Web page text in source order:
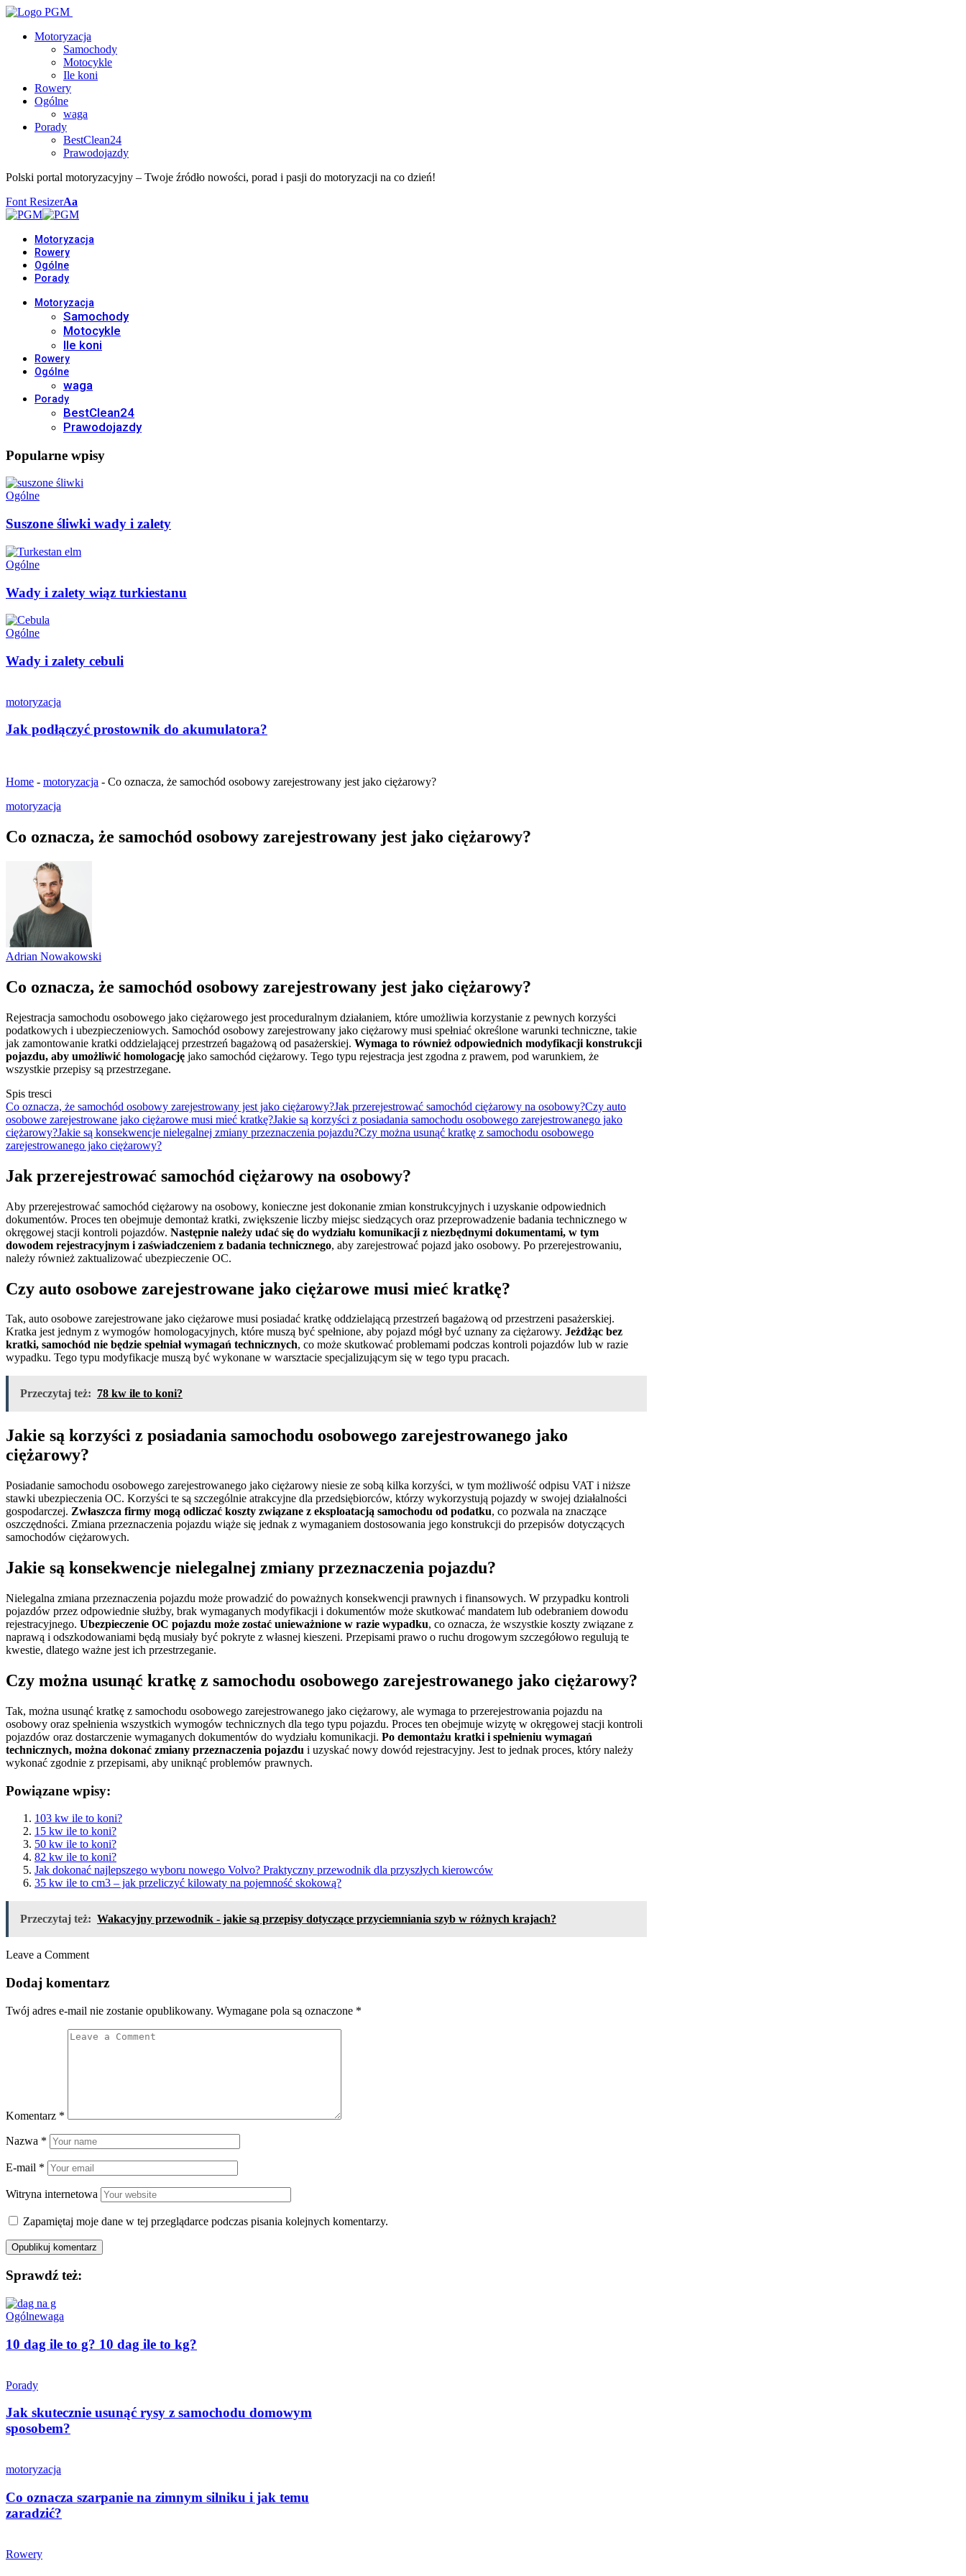
Motoryzacja
Samochody
Motocykle
Ile koni
Rowery
Ogólne
waga
Porady
BestClean24
Prawodojazdy
Polski portal motoryzacyjny – Twoje źródło nowości, porad i pasji do motoryzacji na co dzień!
Font ResizerAa
Motoryzacja
Rowery
Ogólne
Porady
Motoryzacja
Samochody
Motocykle
Ile koni
Rowery
Ogólne
waga
Porady
BestClean24
Prawodojazdy
Popularne wpisy
Ogólne
Suszone śliwki wady i zalety
Ogólne
Wady i zalety wiąz turkiestanu
Ogólne
Wady i zalety cebuli
motoryzacja
Jak podłączyć prostownik do akumulatora?
Home - motoryzacja - Co oznacza, że samochód osobowy zarejestrowany jest jako ciężarowy?
motoryzacja
Co oznacza, że samochód osobowy zarejestrowany jest jako ciężarowy?
Adrian Nowakowski
Co oznacza, że samochód osobowy zarejestrowany jest jako ciężarowy?
Rejestracja samochodu osobowego jako ciężarowego jest proceduralnym działaniem, które umożliwia korzystanie z pewnych korzyści
podatkowych i ubezpieczeniowych. Samochód osobowy zarejestrowany jako ciężarowy musi spełniać określone warunki techniczne, takie
jak zamontowanie kratki oddzielającej przestrzeń bagażową od pasażerskiej. Wymaga to również odpowiednich modyfikacji konstrukcji
pojazdu, aby umożliwić homologację jako samochód ciężarowy. Tego typu rejestracja jest zgodna z prawem, pod warunkiem, że
wszystkie przepisy są przestrzegane.
Spis tresci
Co oznacza, że samochód osobowy zarejestrowany jest jako ciężarowy?Jak przerejestrować samochód ciężarowy na osobowy?Czy auto
osobowe zarejestrowane jako ciężarowe musi mieć kratkę?Jakie są korzyści z posiadania samochodu osobowego zarejestrowanego jako
ciężarowy?Jakie są konsekwencje nielegalnej zmiany przeznaczenia pojazdu?Czy można usunąć kratkę z samochodu osobowego
zarejestrowanego jako ciężarowy?
Jak przerejestrować samochód ciężarowy na osobowy?
Aby przerejestrować samochód ciężarowy na osobowy, konieczne jest dokonanie zmian konstrukcyjnych i uzyskanie odpowiednich
dokumentów. Proces ten obejmuje demontaż kratki, zwiększenie liczby miejsc siedzących oraz przeprowadzenie badania technicznego w
okręgowej stacji kontroli pojazdów. Następnie należy udać się do wydziału komunikacji z niezbędnymi dokumentami, w tym
dowodem rejestracyjnym i zaświadczeniem z badania technicznego, aby zarejestrować pojazd jako osobowy. Po przerejestrowaniu,
należy również zaktualizować ubezpieczenie OC.
Czy auto osobowe zarejestrowane jako ciężarowe musi mieć kratkę?
Tak, auto osobowe zarejestrowane jako ciężarowe musi posiadać kratkę oddzielającą przestrzeń bagażową od przestrzeni pasażerskiej.
Kratka jest jednym z wymogów homologacyjnych, które muszą być spełnione, aby pojazd mógł być uznany za ciężarowy. Jeżdżąc bez
kratki, samochód nie będzie spełniał wymagań technicznych, co może skutkować problemami podczas kontroli pojazdów lub w razie
wypadku. Tego typu modyfikacje muszą być wykonane w warsztacie specjalizującym się w tego typu pracach.
Przeczytaj też: 78 kw ile to koni?
Jakie są korzyści z posiadania samochodu osobowego zarejestrowanego jako
ciężarowy?
Posiadanie samochodu osobowego zarejestrowanego jako ciężarowy niesie ze sobą kilka korzyści, w tym możliwość odpisu VAT i niższe
stawki ubezpieczenia OC. Korzyści te są szczególnie atrakcyjne dla przedsiębiorców, którzy wykorzystują pojazdy w swojej działalności
gospodarczej. Zwłaszcza firmy mogą odliczać koszty związane z eksploatacją samochodu od podatku, co pozwala na znaczące
oszczędności. Zmiana przeznaczenia pojazdu wiąże się jednak z wymaganiem dostosowania jego konstrukcji do przepisów dotyczących
samochodów ciężarowych.
Jakie są konsekwencje nielegalnej zmiany przeznaczenia pojazdu?
Nielegalna zmiana przeznaczenia pojazdu może prowadzić do poważnych konsekwencji prawnych i finansowych. W przypadku kontroli
pojazdów przez odpowiednie służby, brak wymaganych modyfikacji i dokumentów może skutkować mandatem lub odebraniem dowodu
rejestracyjnego. Ubezpieczenie OC pojazdu może zostać unieważnione w razie wypadku, co oznacza, że wszystkie koszty związane z
naprawą i odszkodowaniami będą musiały być pokryte z własnej kieszeni. Przepisami prawo o ruchu drogowym szczegółowo regulują te
kwestie, dlatego ważne jest ich przestrzeganie.
Czy można usunąć kratkę z samochodu osobowego zarejestrowanego jako ciężarowy?
Tak, można usunąć kratkę z samochodu osobowego zarejestrowanego jako ciężarowy, ale wymaga to przerejestrowania pojazdu na
osobowy oraz spełnienia wszystkich wymogów technicznych dla tego typu pojazdu. Proces ten obejmuje wizytę w okręgowej stacji kontroli
pojazdów oraz dostarczenie wymaganych dokumentów do wydziału komunikacji. Po demontażu kratki i spełnieniu wymagań
technicznych, można dokonać zmiany przeznaczenia pojazdu i uzyskać nowy dowód rejestracyjny. Jest to jednak proces, który należy
wykonać zgodnie z przepisami, aby uniknąć problemów prawnych.
Powiązane wpisy:
103 kw ile to koni?
15 kw ile to koni?
50 kw ile to koni?
82 kw ile to koni?
Jak dokonać najlepszego wyboru nowego Volvo? Praktyczny przewodnik dla przyszłych kierowców
35 kw ile to cm3 – jak przeliczyć kilowaty na pojemność skokową?
Przeczytaj też: Wakacyjny przewodnik - jakie są przepisy dotyczące przyciemniania szyb w różnych krajach?
Leave a Comment
Dodaj komentarz
Twój adres e-mail nie zostanie opublikowany. Wymagane pola są oznaczone *
Komentarz *
Nazwa *
E-mail *
Witryna internetowa
Zapamiętaj moje dane w tej przeglądarce podczas pisania kolejnych komentarzy.
Sprawdź też:
Ogólnewaga
10 dag ile to g? 10 dag ile to kg?
Porady
Jak skutecznie usunąć rysy z samochodu domowym
sposobem?
motoryzacja
Co oznacza szarpanie na zimnym silniku i jak temu
zaradzić?
Rowery